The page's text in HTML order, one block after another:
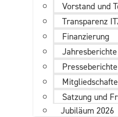
Vorstand und
Transparenz
Finanzierung
Jahresberichte
Presseberichte
Satzung und
Jubiläum 2026